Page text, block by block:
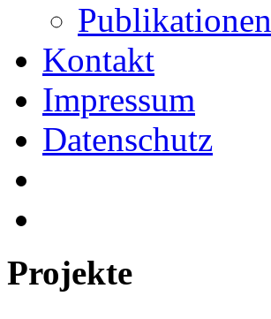
Publikationen
Kontakt
Impressum
Datenschutz
Projekte